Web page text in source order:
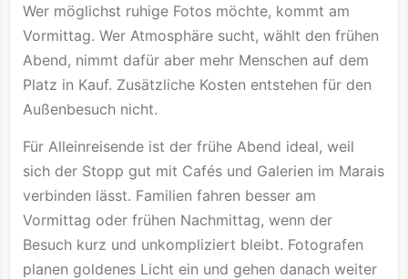
Wer möglichst ruhige Fotos möchte, kommt am
Vormittag. Wer Atmosphäre sucht, wählt den frühen
Abend, nimmt dafür aber mehr Menschen auf dem
Platz in Kauf. Zusätzliche Kosten entstehen für den
Außenbesuch nicht.
Für Alleinreisende ist der frühe Abend ideal, weil
sich der Stopp gut mit Cafés und Galerien im Marais
verbinden lässt. Familien fahren besser am
Vormittag oder frühen Nachmittag, wenn der
Besuch kurz und unkompliziert bleibt. Fotografen
planen goldenes Licht ein und gehen danach weiter